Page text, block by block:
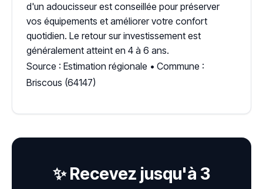
d'un adoucisseur est conseillée pour préserver
vos équipements et améliorer votre confort
quotidien. Le retour sur investissement est
généralement atteint en 4 à 6 ans.
Source : Estimation régionale • Commune :
Briscous (64147)
✨ Recevez jusqu'à 3